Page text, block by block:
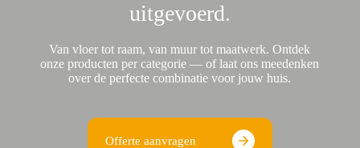
uitgevoerd.
Van vloer tot raam, van muur tot maatwerk. Ontdek
onze producten per categorie — of laat ons meedenken
over de perfecte combinatie voor jouw huis.
Offerte aanvragen